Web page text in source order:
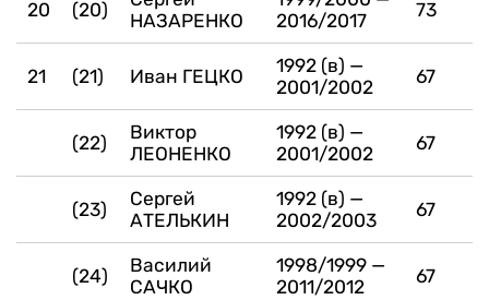
20 (20)
НАЗАРЕНКО
2016/2017
73
21 (21) Иван ГЕЦКО
1992 (в) —
2001/2002
67
(22)
Виктор
ЛЕОНЕНКО
1992 (в) —
2001/2002
67
(23)
Сергей
АТЕЛЬКИН
1992 (в) —
2002/2003
67
(24)
Василий
САЧКО
1998/1999 —
2011/2012
67